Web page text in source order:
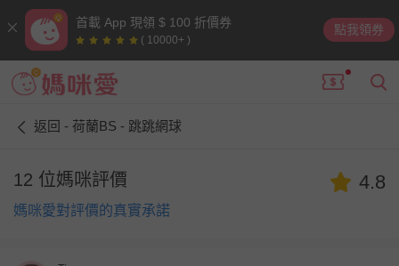
首載 App 現領 $ 100 折價券
( 10000+ )
點我領券
返回 - 荷蘭BS - 跳跳網球
12 位媽咪評價
媽咪愛對評價的真實承諾
4.8